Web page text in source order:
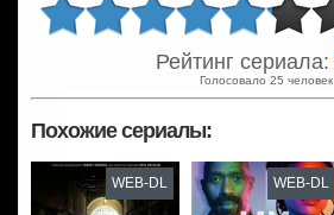
Рейтинг сериала:
Голосовало 25 человек
Похожие сериалы:
WEB-DL WEB-DL